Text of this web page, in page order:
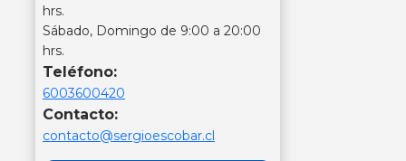
hrs.
Sábado, Domingo de 9:00 a 20:00
hrs.
Teléfono:
6003600420
Contacto:
contacto@sergioescobar.cl